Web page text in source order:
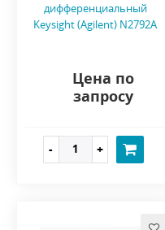
дифференциальный
Keysight (Agilent) N2792A
Цена по
запросу